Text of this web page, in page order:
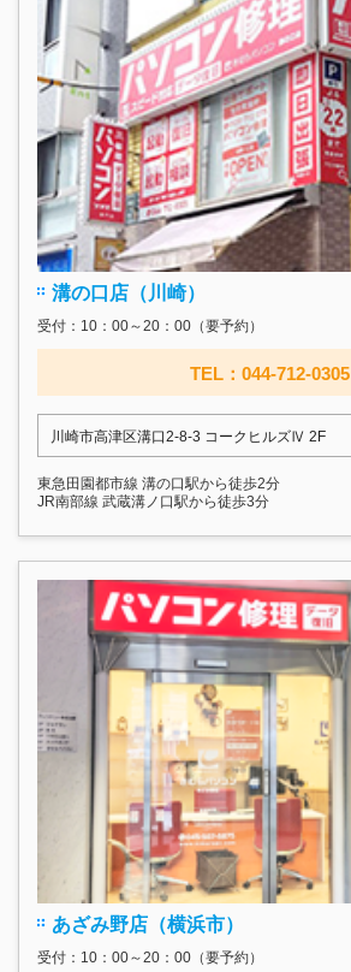
溝の口店（川崎）
受付：10：00～20：00（要予約）
TEL：044-712-0305
川崎市高津区溝口2-8-3 コークヒルズⅣ 2F
東急田園都市線 溝の口駅から徒歩2分
JR南部線 武蔵溝ノ口駅から徒歩3分
あざみ野店（横浜市）
受付：10：00～20：00（要予約）